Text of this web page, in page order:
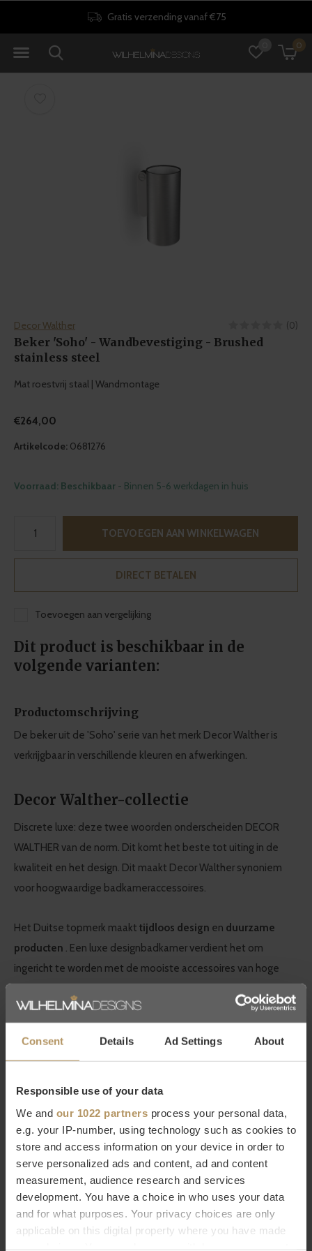
Consent Details Ad Settings About
Responsible use of your data
We and our 1022 partners process your personal data,
e.g. your IP-number, using technology such as cookies to
store and access information on your device in order to
serve personalized ads and content, ad and content
measurement, audience research and services
development. You have a choice in who uses your data
and for what purposes. Your privacy choices are only
applicable on this digital property where you have made
0
Gratis verzending vanaf €75
Decor Walther (0)
Beker 'Soho' - Wandbevestiging - Brushed
stainless steel
Mat roestvrij staal | Wandmontage
€264,00
Artikelcode: 0681276
Voorraad: Beschikbaar - Binnen 5-6 werkdagen in huis
TOEVOEGEN AAN WINKELWAGEN
DIRECT BETALEN
Toevoegen aan vergelijking
Dit product is beschikbaar in de
volgende varianten:
Productomschrijving
De beker uit de 'Soho' serie van het merk Decor Walther is
verkrijgbaar in verschillende kleuren en afwerkingen.
Decor Walther-collectie
Discrete luxe: deze twee woorden onderscheiden DECOR
WALTHER van de norm. Dit komt het beste tot uiting in de
kwaliteit en het design. Dit maakt Decor Walther synoniem
voor hoogwaardige badkameraccessoires.
Het Duitse topmerk maakt tijdloos design en duurzame
producten . Een luxe designbadkamer verdient het om
ingericht te worden met de mooiste accessoires van hoge
Bestel Decor Walther online
Wilt u meer weten over Decor Walther of bent u op zoek naar
contact op met onze
klantenservice
telefoon). Natuurlijk kunt u ookdirect bestellen, het duurt
slechts 2 minuten. Niet helemaal tevreden met uw
aankoop? Bij WDS krijgt u 30 dagen bedenktijd.
Specificaties
Decor Walther